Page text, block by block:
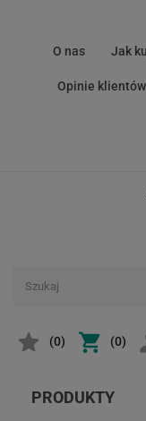
O nas Jak
Opinie klientów
(0) (0)
PRODUKTY